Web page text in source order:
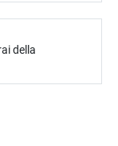
della